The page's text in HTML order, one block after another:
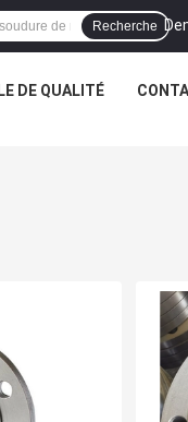
Recherche
DE QUALITÉ